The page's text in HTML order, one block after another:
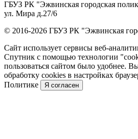
ГБУЗ РК "Эжвинская городская
ул. Мира д.27/6
© 2016-2026 ГБУЗ РК "Эжвинская
Сайт использует сервисы веб-
Спутник с помощью технологии
пользоваться сайтом было удобнее.
обработку cookies в настройках
Политике
Я согласен